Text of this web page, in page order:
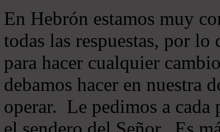
En Hebrón estamos muy
todas las respuestas, por
para hacer cualquier
debamos hacer en nuestra
operar. Le pedimos a cada